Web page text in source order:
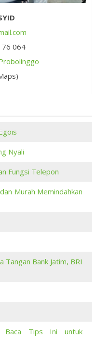
064
Nyali
Fungsi Telepon
Murah Memindahkan
Tangan Bank Jatim, BRI
Baca Tips Ini untuk